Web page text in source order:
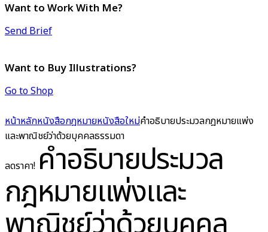
Want to Work With Me?
Send Brief
Want to Buy Illustrations?
Go to Shop
หน้าหลักหนังสือกฎหมายหนังสือใหม่คำอธิบายประมวลกฎหมายแพ่ง
และพาณิชย์ว่าด้วยบุคคลธรรมดา
ลดราคา! คำอธิบายประมวล
กฎหมายแพ่งและ